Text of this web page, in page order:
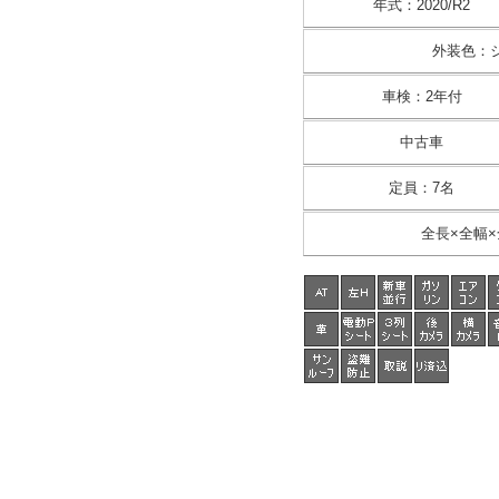
年式 ： 2020/R2
外装色 ：
車検 ： 2年付
中古車
定員 ： 7名
全長×全幅×